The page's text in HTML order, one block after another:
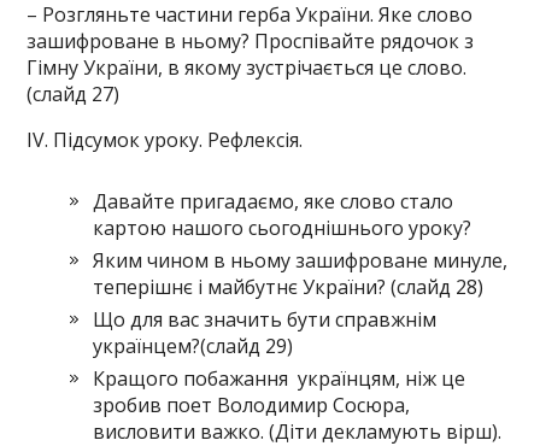
– Розгляньте частини герба України. Яке слово
зашифроване в ньому? Проспівайте рядочок з
Гімну України, в якому зустрічається це слово.
(слайд 27)
ІV. Підсумок уроку. Рефлексія.
Давайте пригадаємо, яке слово стало
картою нашого сьогоднішнього уроку?
Яким чином в ньому зашифроване минуле,
теперішнє і майбутнє України? (слайд 28)
Що для вас значить бути справжнім
українцем?(слайд 29)
Кращого побажання українцям, ніж це
зробив поет Володимир Сосюра,
висловити важко. (Діти декламують вірш).